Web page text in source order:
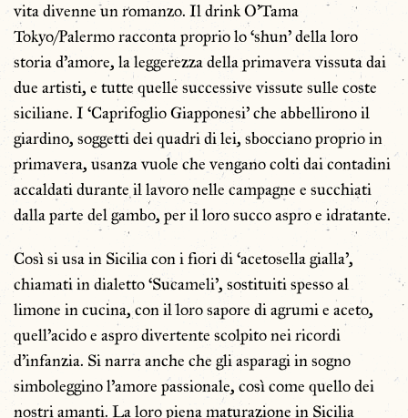
vita divenne un romanzo. Il drink O’Tama
Tokyo/Palermo racconta proprio lo ‘shun’ della loro
storia d’amore, la leggerezza della primavera vissuta dai
due artisti, e tutte quelle successive vissute sulle coste
siciliane. I ‘Caprifoglio Giapponesi’ che abbellirono il
giardino, soggetti dei quadri di lei, sbocciano proprio in
primavera, usanza vuole che vengano colti dai contadini
accaldati durante il lavoro nelle campagne e succhiati
dalla parte del gambo, per il loro succo aspro e idratante.
Così si usa in Sicilia con i fiori di ‘acetosella gialla’,
chiamati in dialetto ‘Sucameli’, sostituiti spesso al
limone in cucina, con il loro sapore di agrumi e aceto,
quell’acido e aspro divertente scolpito nei ricordi
d’infanzia. Si narra anche che gli asparagi in sogno
simboleggino l’amore passionale, così come quello dei
nostri amanti. La loro piena maturazione in Sicilia